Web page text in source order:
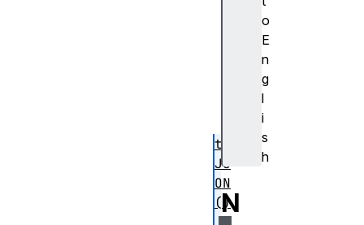
o
E
n
g
l
i
s
h
N
to
JS
ON
()